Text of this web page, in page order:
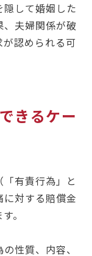
して婚姻した
夫婦関係が破
認められる可
きるケー
有責行為」と
対する賠償金
。
性質、内容、